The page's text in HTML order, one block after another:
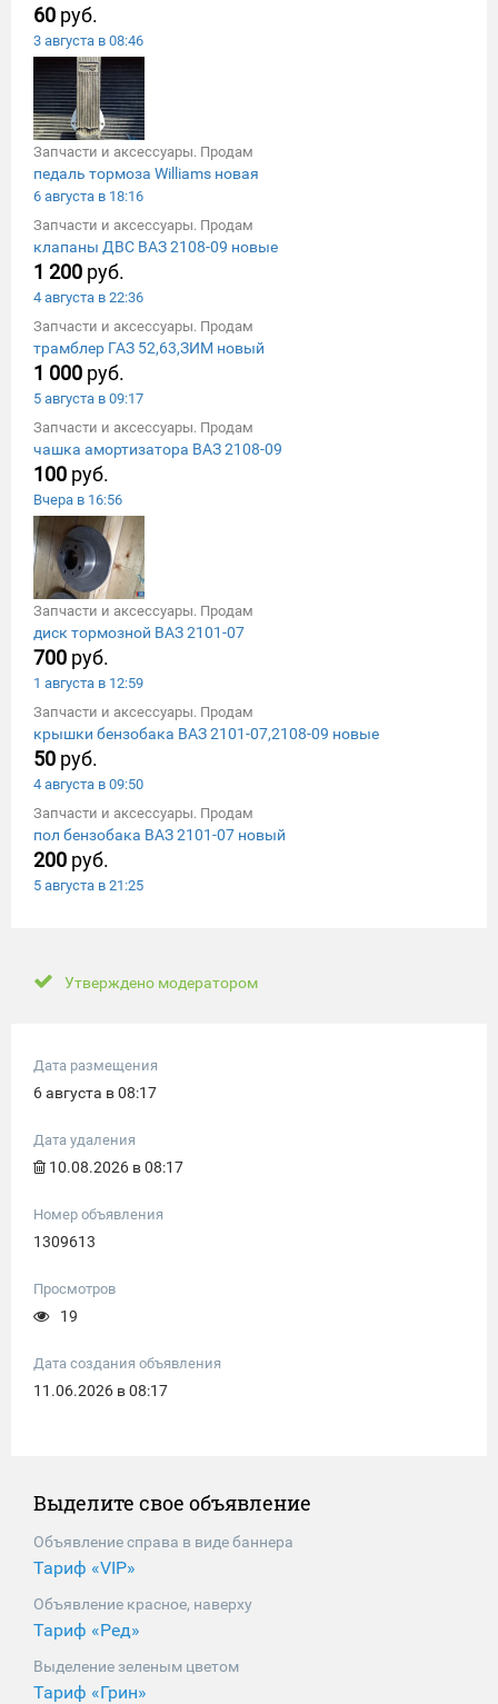
60 руб.
3 августа в 08:46
Запчасти и аксессуары. Продам
педаль тормоза Williams новая
6 августа в 18:16
Запчасти и аксессуары. Продам
клапаны ДВС ВАЗ 2108-09 новые
1 200 руб.
4 августа в 22:36
Запчасти и аксессуары. Продам
трамблер ГАЗ 52,63,ЗИМ новый
1 000 руб.
5 августа в 09:17
Запчасти и аксессуары. Продам
чашка амортизатора ВАЗ 2108-09
100 руб.
Вчера в 16:56
Запчасти и аксессуары. Продам
диск тормозной ВАЗ 2101-07
700 руб.
1 августа в 12:59
Запчасти и аксессуары. Продам
крышки бензобака ВАЗ 2101-07,2108-09 новые
50 руб.
4 августа в 09:50
Запчасти и аксессуары. Продам
пол бензобака ВАЗ 2101-07 новый
200 руб.
5 августа в 21:25
Утверждено модератором
Дата размещения
6 августа в 08:17
Дата удаления
10.08.2026 в 08:17
Номер объявления
1309613
Просмотров
19
Дата создания объявления
11.06.2026 в 08:17
Выделите свое объявление
Объявление справа в виде баннера
Тариф «VIP»
Объявление красное, наверху
Тариф «Ред»
Выделение зеленым цветом
Тариф «Грин»